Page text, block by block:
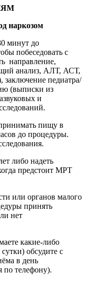
наркозом
минут до
побеседовать с
направление,
анализ, АЛТ, АСТ,
заключение педиатра/
(выписки из
и
пищу в
до процедуры.
либо надеть
предстоит МРТ
или органов малого
принять
нет
какие-либо
обсудите с
в день
по телефону).